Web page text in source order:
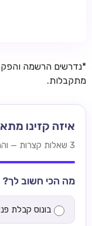
*נדרשים הרשמה
מתקבלות.
איזה קזינו
3 שאלות קצרות — והמלצה מותאמת לשחקנים מישראל.
מה הכי חשוב לך?
בונוס קבלת